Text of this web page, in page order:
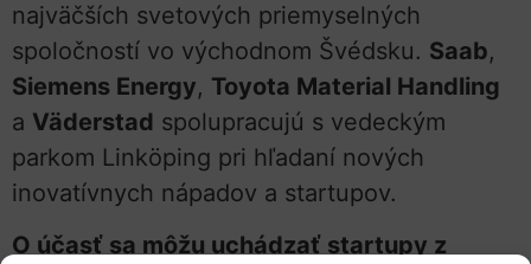
najväčších svetových priemyselných
spoločností vo východnom Švédsku. Saab,
Siemens Energy, Toyota Material Handling
a Väderstad spolupracujú s vedeckým
parkom Linköping pri hľadaní nových
inovatívnych nápadov a startupov.
O účasť sa môžu uchádzať startupy z